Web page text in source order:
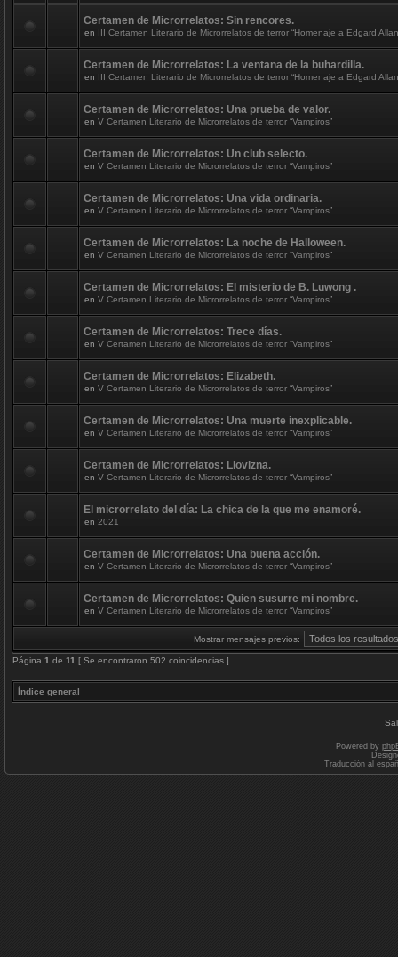
Certamen de Microrrelatos: Sin rencores.
en III Certamen Literario de Microrrelatos de terror “Homenaje a Edgard
Certamen de Microrrelatos: La ventana de la buhardilla.
en III Certamen Literario de Microrrelatos de terror “Homenaje a Edgard
Certamen de Microrrelatos: Una prueba de valor.
en V Certamen Literario de Microrrelatos de terror “Vampiros”
Certamen de Microrrelatos: Un club selecto.
en V Certamen Literario de Microrrelatos de terror “Vampiros”
Certamen de Microrrelatos: Una vida ordinaria.
en V Certamen Literario de Microrrelatos de terror “Vampiros”
Certamen de Microrrelatos: La noche de Halloween.
en V Certamen Literario de Microrrelatos de terror “Vampiros”
Certamen de Microrrelatos: El misterio de B. Luwong .
en V Certamen Literario de Microrrelatos de terror “Vampiros”
Certamen de Microrrelatos: Trece días.
en V Certamen Literario de Microrrelatos de terror “Vampiros”
Certamen de Microrrelatos: Elizabeth.
en V Certamen Literario de Microrrelatos de terror “Vampiros”
Certamen de Microrrelatos: Una muerte inexplicable.
en V Certamen Literario de Microrrelatos de terror “Vampiros”
Certamen de Microrrelatos: Llovizna.
en V Certamen Literario de Microrrelatos de terror “Vampiros”
El microrrelato del día: La chica de la que me enamoré.
en 2021
Certamen de Microrrelatos: Una buena acción.
en V Certamen Literario de Microrrelatos de terror “Vampiros”
Certamen de Microrrelatos: Quien susurre mi nombre.
en V Certamen Literario de Microrrelatos de terror “Vampiros”
Mostrar mensajes previos:
Página 1 de 11 [ Se encontraron 502 coincidencias ]
Índice general
Powered by
Traducción al